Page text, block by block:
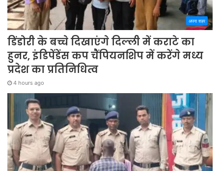
अपना शहर
डिंडोरी के बच्चे दिखाएंगे दिल्ली में कराटे का
हुनर, इंडिपेंडेंस कप चैंपियनशिप में करेंगे मध्य
प्रदेश का प्रतिनिधित्व
4 hours ago